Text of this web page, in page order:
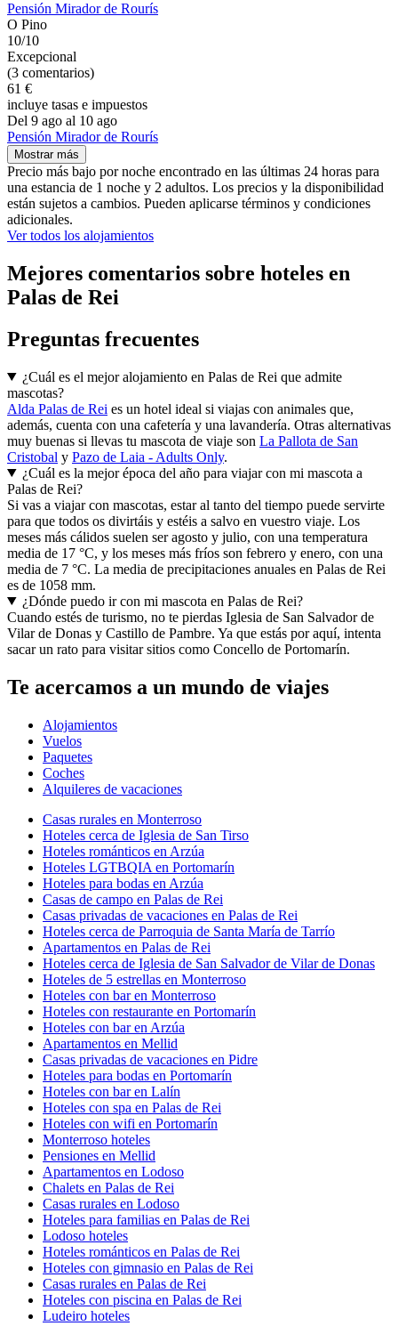
Pensión Mirador de Rourís
O Pino
10/10
Excepcional
(3 comentarios)
61 €
incluye tasas e impuestos
Del 9 ago al 10 ago
Pensión Mirador de Rourís
Mostrar más
Precio más bajo por noche encontrado en las últimas 24 horas para
una estancia de 1 noche y 2 adultos. Los precios y la disponibilidad
están sujetos a cambios. Pueden aplicarse términos y condiciones
adicionales.
Ver todos los alojamientos
Mejores comentarios sobre hoteles en
Palas de Rei
Preguntas frecuentes
¿Cuál es el mejor alojamiento en Palas de Rei que admite
mascotas?
Alda Palas de Rei es un hotel ideal si viajas con animales que,
además, cuenta con una cafetería y una lavandería. Otras alternativas
muy buenas si llevas tu mascota de viaje son La Pallota de San
Cristobal y Pazo de Laia - Adults Only.
¿Cuál es la mejor época del año para viajar con mi mascota a
Palas de Rei?
Si vas a viajar con mascotas, estar al tanto del tiempo puede servirte
para que todos os divirtáis y estéis a salvo en vuestro viaje. Los
meses más cálidos suelen ser agosto y julio, con una temperatura
media de 17 °C, y los meses más fríos son febrero y enero, con una
media de 7 °C. La media de precipitaciones anuales en Palas de Rei
es de 1058 mm.
¿Dónde puedo ir con mi mascota en Palas de Rei?
Cuando estés de turismo, no te pierdas Iglesia de San Salvador de
Vilar de Donas y Castillo de Pambre. Ya que estás por aquí, intenta
sacar un rato para visitar sitios como Concello de Portomarín.
Te acercamos a un mundo de viajes
Alojamientos
Vuelos
Paquetes
Coches
Alquileres de vacaciones
Casas rurales en Monterroso
Hoteles cerca de Iglesia de San Tirso
Hoteles románticos en Arzúa
Hoteles LGTBQIA en Portomarín
Hoteles para bodas en Arzúa
Casas de campo en Palas de Rei
Casas privadas de vacaciones en Palas de Rei
Hoteles cerca de Parroquia de Santa María de Tarrío
Apartamentos en Palas de Rei
Hoteles cerca de Iglesia de San Salvador de Vilar de Donas
Hoteles de 5 estrellas en Monterroso
Hoteles con bar en Monterroso
Hoteles con restaurante en Portomarín
Hoteles con bar en Arzúa
Apartamentos en Mellid
Casas privadas de vacaciones en Pidre
Hoteles para bodas en Portomarín
Hoteles con bar en Lalín
Hoteles con spa en Palas de Rei
Hoteles con wifi en Portomarín
Monterroso hoteles
Pensiones en Mellid
Apartamentos en Lodoso
Chalets en Palas de Rei
Casas rurales en Lodoso
Hoteles para familias en Palas de Rei
Lodoso hoteles
Hoteles románticos en Palas de Rei
Hoteles con gimnasio en Palas de Rei
Casas rurales en Palas de Rei
Hoteles con piscina en Palas de Rei
Ludeiro hoteles